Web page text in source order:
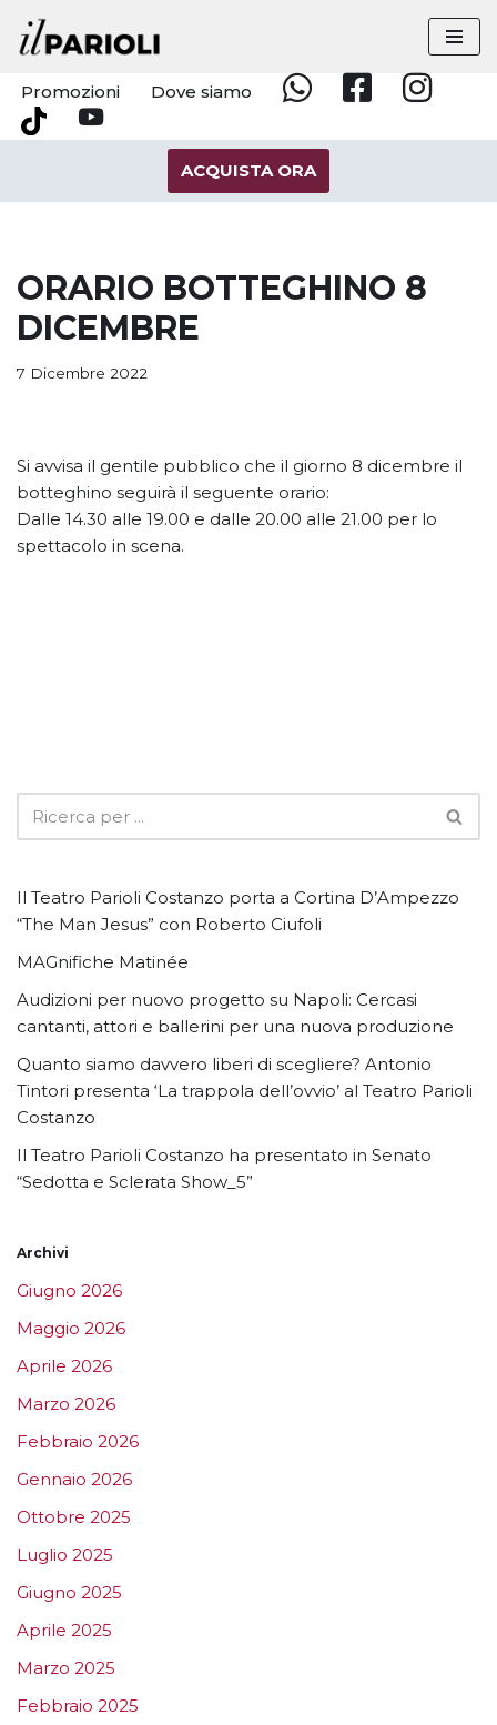
Vai
al
contenuto
Promozioni Dove siamo
WhatsappFacebookInstagram
Tik
YouTube
ACQUISTA ORA
ORARIO BOTTEGHINO 8
DICEMBRE
7 Dicembre 2022
Si avvisa il gentile pubblico che il giorno 8 dicembre il
botteghino seguirà il seguente orario:
Dalle 14.30 alle 19.00 e dalle 20.00 alle 21.00 per lo
spettacolo in scena.
Il Teatro Parioli Costanzo porta a Cortina D’Ampezzo
“The Man Jesus” con Roberto Ciufoli
MAGnifiche Matinée
Audizioni per nuovo progetto su Napoli: Cercasi
cantanti, attori e ballerini per una nuova produzione
Quanto siamo davvero liberi di scegliere? Antonio
Tintori presenta ‘La trappola dell’ovvio’ al Teatro Parioli
Costanzo
Il Teatro Parioli Costanzo ha presentato in Senato
“Sedotta e Sclerata Show_5”
Archivi
Giugno 2026
Maggio 2026
Aprile 2026
Marzo 2026
Febbraio 2026
Gennaio 2026
Ottobre 2025
Luglio 2025
Giugno 2025
Aprile 2025
Marzo 2025
Febbraio 2025